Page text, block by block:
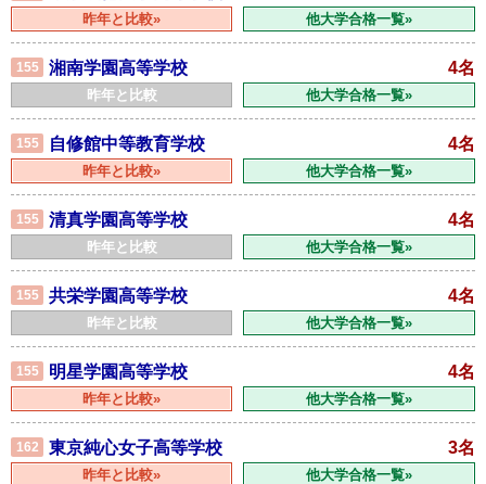
昨年と比較» 他大学合格一覧»
155 湘南学園高等学校 4名
昨年と比較 他大学合格一覧»
155 自修館中等教育学校 4名
昨年と比較» 他大学合格一覧»
155 清真学園高等学校 4名
昨年と比較 他大学合格一覧»
155 共栄学園高等学校 4名
昨年と比較 他大学合格一覧»
155 明星学園高等学校 4名
昨年と比較» 他大学合格一覧»
162 東京純心女子高等学校 3名
昨年と比較» 他大学合格一覧»